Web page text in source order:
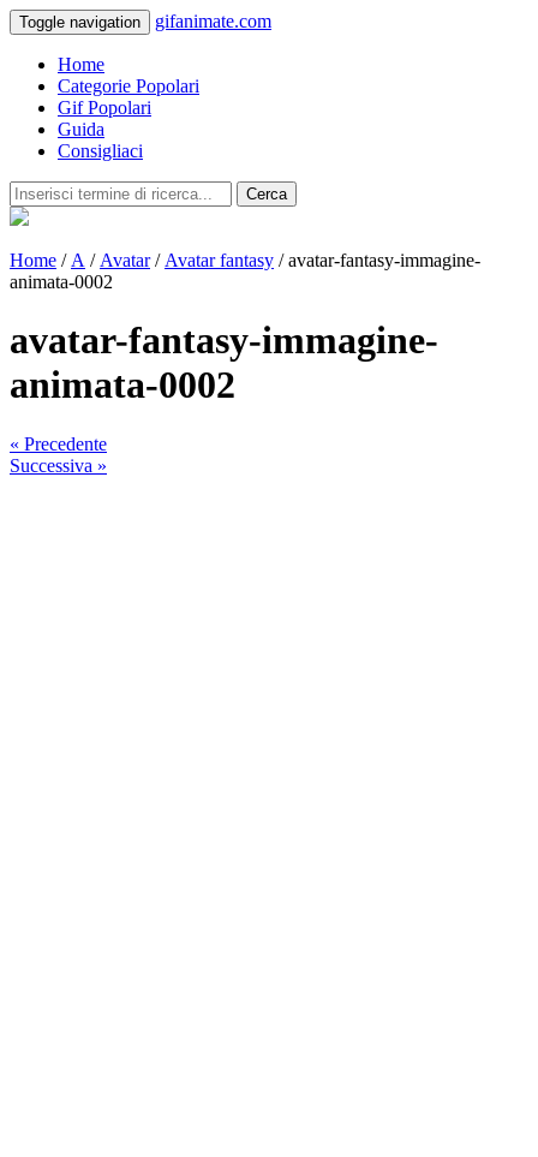
Toggle navigation gifanimate.com
Home
Categorie Popolari
Gif Popolari
Guida
Consigliaci
Cerca
Home / A / Avatar/ Avatar fantasy / avatar-fantasy-immagine-
animata-0002
avatar-fantasy-immagine-
animata-0002
« Precedente
Successiva »